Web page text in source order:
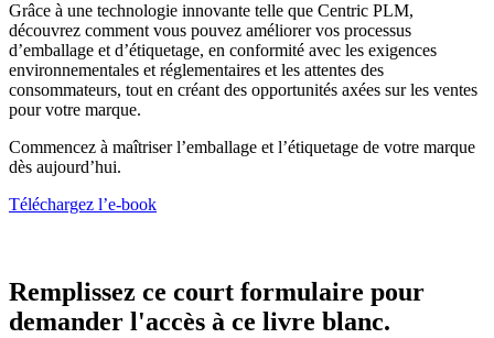
Grâce à une technologie innovante telle que Centric PLM,
découvrez comment vous pouvez améliorer vos processus
d’emballage et d’étiquetage, en conformité avec les exigences
environnementales et réglementaires et les attentes des
consommateurs, tout en créant des opportunités axées sur les ventes
pour votre marque.
Commencez à maîtriser l’emballage et l’étiquetage de votre marque
dès aujourd’hui.
Téléchargez l’e-book
Remplissez ce court formulaire pour
demander l'accès à ce livre blanc.